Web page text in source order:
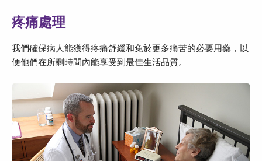
疼痛處理
我們確保病人能獲得疼痛舒緩和免於更多痛苦的必要用藥，以
便他們在所剩時間內能享受到最佳生活品質。